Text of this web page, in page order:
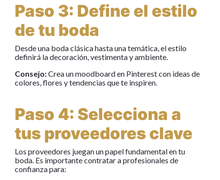
Paso 3: Define el estilo
de tu boda
Desde una boda clásica hasta una temática, el estilo
definirá la decoración, vestimenta y ambiente.
Consejo:Crea un moodboard en Pinterest con ideas de
colores, flores y tendencias que te inspiren.
Paso 4: Selecciona a
tus proveedores clave
Los proveedores juegan un papel fundamental en tu
boda. Es importante contratar a profesionales de
confianza para: